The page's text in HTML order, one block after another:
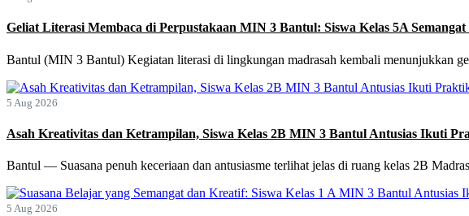
Geliat Literasi Membaca di Perpustakaan MIN 3 Bantul: Siswa Kelas 5A
Bantul (MIN 3 Bantul) Kegiatan literasi di lingkungan madrasah kembali menunjukkan
5 Aug 2026
Asah Kreativitas dan Ketrampilan, Siswa Kelas 2B MIN 3 Bantul Antusias Ikuti
Bantul — Suasana penuh keceriaan dan antusiasme terlihat jelas di ruang kelas 2B
5 Aug 2026